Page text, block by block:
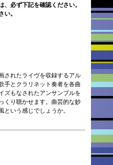
必ず下記を確認ください。
い。
されたライヴを収録するアル
手とクラリネット奏者を各曲
ズもなされたアンサンブルを
くり聴かせます。曲芸的な妙
いう感じでしょうか。